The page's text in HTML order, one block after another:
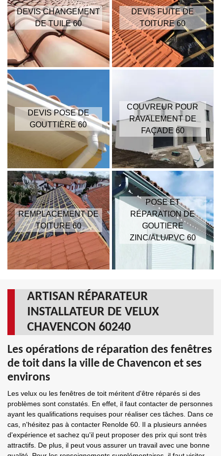
DEVIS CHANGEMENT
DE TUILE 60
DEVIS FUITE DE
TOITURE 60
DEVIS POSE DE
GOUTTIÈRE 60
COUVREUR POUR
RAVALEMENT DE
FAÇADE 60
REMPLACEMENT DE
TOITURE 60
POSE ET
RÉPARATION DE
GOUTIERE
ZINC/ALU/PVC 60
ARTISAN RÉPARATEUR
INSTALLATEUR DE VELUX
CHAVENCON 60240
Les opérations de réparation des fenêtres
de toit dans la ville de Chavencon et ses
environs
Les velux ou les fenêtres de toit méritent d'être réparés si des
problèmes sont constatés. En effet, il faut contacter de personnes
ayant les qualifications requises pour réaliser ces tâches. Dans ce
cas, n'hésitez pas à contacter Renolde 60. Il a plusieurs années
d'expérience et sachez qu'il peut proposer des prix qui sont très
attractifs. De plus, il peut vous assurer un travail avec une bonne